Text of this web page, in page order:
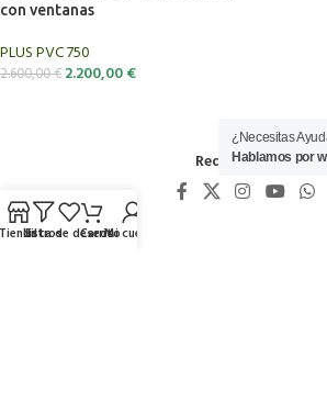
con ventanas
PLUS PVC 750
2.600,00€ 2.200,00€
Redes Sociales
TiendaFiltros
Lista de deseos
CarritoMi cuenta
¿Necesitas
Hablamos por